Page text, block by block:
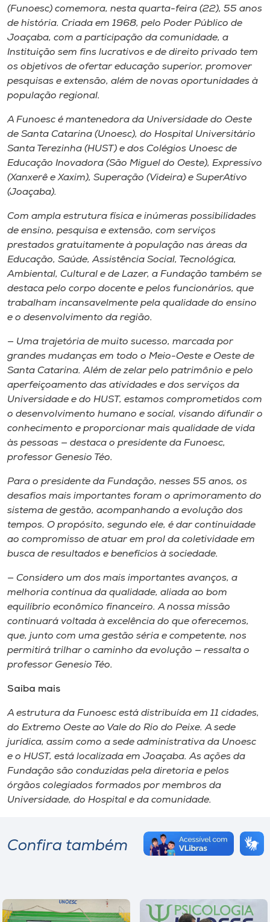
Biblioteca
Editora
Rádio
Museu
Unoesc
Store
Selecione
o idioma
A+
A-
(Funoesc) comemora, nesta quarta-feira (22), 55 anos
de história. Criada em 1968, pelo Poder Público de
Joaçaba, com a participação da comunidade, a
Instituição sem fins lucrativos e de direito privado tem
os objetivos de ofertar educação superior, promover
pesquisas e extensão, além de novas oportunidades à
população regional.
A Funoesc é mantenedora da Universidade do Oeste
de Santa Catarina (Unoesc), do Hospital Universitário
Santa Terezinha (HUST) e dos Colégios Unoesc de
Educação Inovadora (São Miguel do Oeste), Expressivo
(Xanxerê e Xaxim), Superação (Videira) e SuperAtivo
(Joaçaba).
Com ampla estrutura física e inúmeras possibilidades
de ensino, pesquisa e extensão, com serviços
prestados gratuitamente à população nas áreas da
Educação, Saúde, Assistência Social, Tecnológica,
Ambiental, Cultural e de Lazer, a Fundação também se
destaca pelo corpo docente e pelos funcionários, que
trabalham incansavelmente pela qualidade do ensino
e o desenvolvimento da região.
— Uma trajetória de muito sucesso, marcada por
grandes mudanças em todo o Meio-Oeste e Oeste de
Santa Catarina. Além de zelar pelo patrimônio e pelo
aperfeiçoamento das atividades e dos serviços da
Universidade e do HUST, estamos comprometidos com
o desenvolvimento humano e social, visando difundir o
conhecimento e proporcionar mais qualidade de vida
às pessoas — destaca o presidente da Funoesc,
professor Genesio Téo.
Para o presidente da Fundação, nesses 55 anos, os
desafios mais importantes foram o aprimoramento do
sistema de gestão, acompanhando a evolução dos
tempos. O propósito, segundo ele, é dar continuidade
ao compromisso de atuar em prol da coletividade em
busca de resultados e benefícios à sociedade.
— Considero um dos mais importantes avanços, a
melhoria contínua da qualidade, aliada ao bom
equilíbrio econômico financeiro. A nossa missão
continuará voltada à excelência do que oferecemos,
que, junto com uma gestão séria e competente, nos
permitirá trilhar o caminho da evolução — ressalta o
professor Genesio Téo.
Saiba mais
A estrutura da Funoesc está distribuída em 11 cidades,
do Extremo Oeste ao Vale do Rio do Peixe. A sede
jurídica, assim como a sede administrativa da Unoesc
e o HUST, está localizada em Joaçaba. As ações da
Fundação são conduzidas pela diretoria e pelos
órgãos colegiados formados por membros da
Universidade, do Hospital e da comunidade.
Confira também